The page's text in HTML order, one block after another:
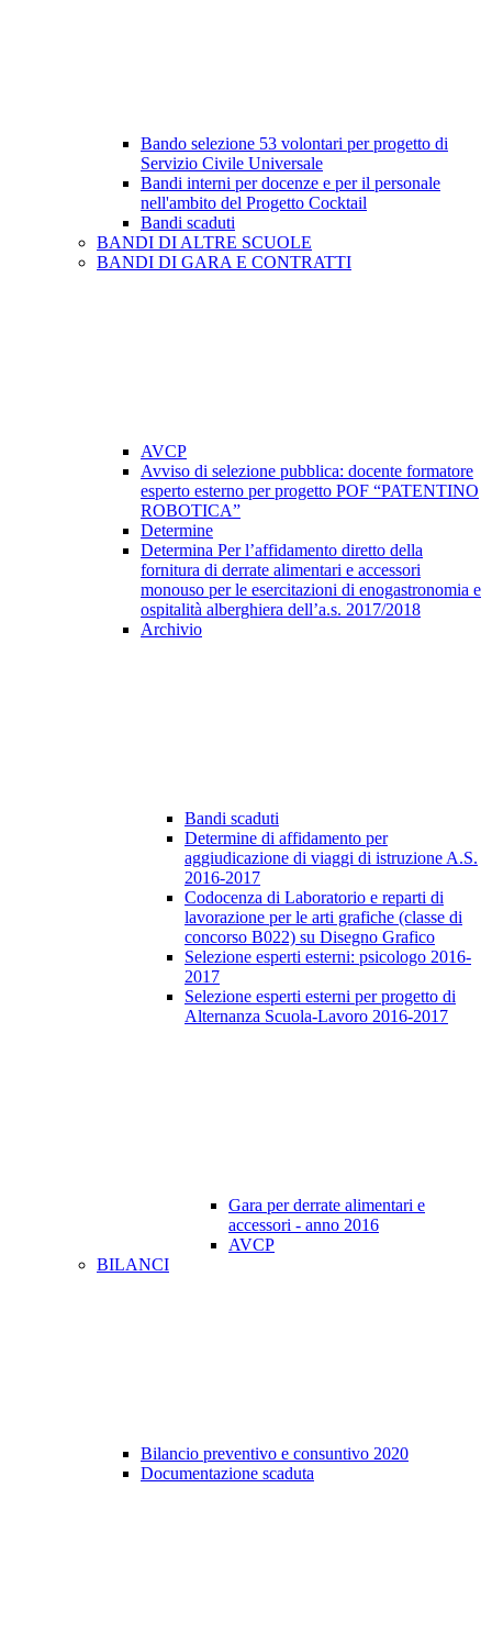
Bando selezione 53 volontari per progetto di
Servizio Civile Universale
Bandi interni per docenze e per il personale
nell'ambito del Progetto Cocktail
Bandi scaduti
BANDI DI ALTRE SCUOLE
BANDI DI GARA E CONTRATTI
AVCP
Avviso di selezione pubblica: docente formatore
esperto esterno per progetto POF “PATENTINO
ROBOTICA”
Determine
Determina Per l’affidamento diretto della
fornitura di derrate alimentari e accessori
monouso per le esercitazioni di enogastronomia e
ospitalità alberghiera dell’a.s. 2017/2018
Archivio
Bandi scaduti
Determine di affidamento per
aggiudicazione di viaggi di istruzione A.S.
2016-2017
Codocenza di Laboratorio e reparti di
lavorazione per le arti grafiche (classe di
concorso B022) su Disegno Grafico
Selezione esperti esterni: psicologo 2016-
2017
Selezione esperti esterni per progetto di
Alternanza Scuola-Lavoro 2016-2017
Gara per derrate alimentari e
accessori - anno 2016
AVCP
BILANCI
Bilancio preventivo e consuntivo 2020
Documentazione scaduta